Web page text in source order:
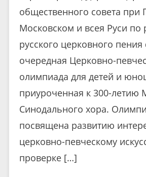
общественного совета при
Московском и всея Руси по
русского церковного пения
очередная Церковно-
олимпиада для детей и
приуроченная к 300-летию
Синодального хора.
посвящена развитию
церковно-певческому
проверке […]